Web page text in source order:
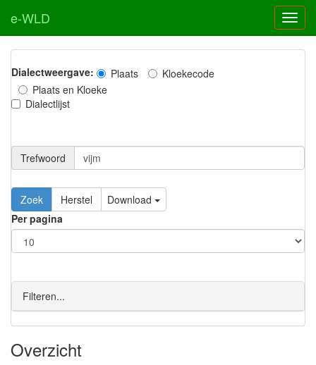
e-WLD
Dialectweergave: Plaats
Kloekecode
Plaats en Kloeke
Dialectlijst
Trefwoord
Download
Per pagina
Filteren...
Overzicht